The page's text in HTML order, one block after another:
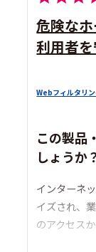
危険な
利用者を
Webフィルタリ
この製品
しょうか
インターネ
イズされ、
のアクセス